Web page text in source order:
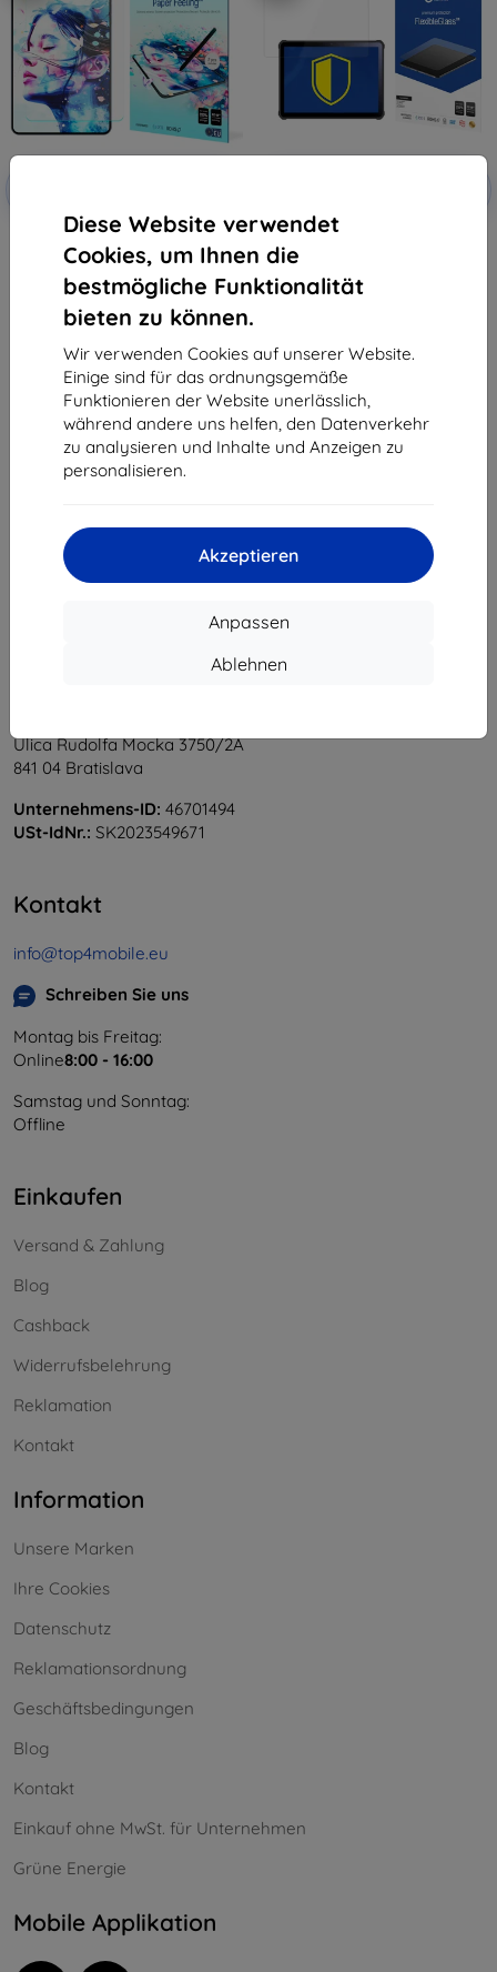
Diese Website verwendet
Cookies, um Ihnen die
bestmögliche Funktionalität
bieten zu können.
Wir verwenden Cookies auf unserer Website.
Einige sind für das ordnungsgemäße
Funktionieren der Website unerlässlich,
während andere uns helfen, den Datenverkehr
zu analysieren und Inhalte und Anzeigen zu
personalisieren.
Akzeptieren
Anpassen
Ablehnen
3MK PaperFeeling Oukitel RT1
10.1" 2 Stück Folie
22,90 €
20,61 €
3MK FlexibleGlass Oukitel RT1
16,90 €
8,91 €
1
Ulica Rudolfa Mocka 3750/2A
841 04 Bratislava
Unternehmens-ID: 46701494
USt-IdNr.: SK2023549671
Kontakt
info@top4mobile.eu
Schreiben Sie uns
Montag bis Freitag:
Online8:00 - 16:00
Samstag und Sonntag:
Offline
Einkaufen
Versand & Zahlung
Blog
Cashback
Widerrufsbelehrung
Reklamation
Kontakt
Information
Unsere Marken
Ihre Cookies
Datenschutz
Reklamationsordnung
Geschäftsbedingungen
Blog
Kontakt
Einkauf ohne MwSt. für Unternehmen
Grüne Energie
Mobile Applikation